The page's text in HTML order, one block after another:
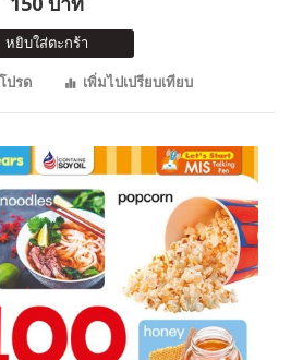
หยิบใส่ตะกร้า
ปรด
เพิ่มไปเปรียบเทียบ